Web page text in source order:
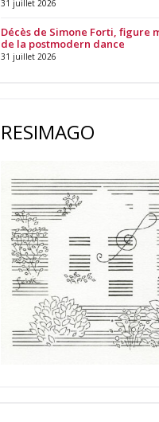
31 juillet 2026
Décès de Simone Forti, figure
de la postmodern dance
31 juillet 2026
RESIMAGO